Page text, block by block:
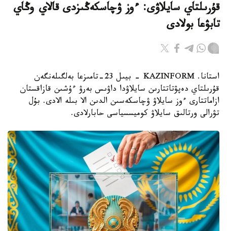
قۇرىلتاي سايلاۋى: ءوز ۋچاسكەڭىزدى قالاي وڭاي
تابۋعا بولادى
استانا. KAZINFORM - بيىل 23-تامىزعا بەلگىلەنگەن
قۇرىلتاي دەپۋتاتتارىن سايلاۋدا داۋىس بەرۋ ءۇشىن قازاقستان
ازاماتتارى ءوز سايلاۋ ۋچاسكەسىن الدىن الا بىلە الادى. بۇل
تۋرالى ورتالىق سايلاۋ كوميسسياسى حابارلادى.